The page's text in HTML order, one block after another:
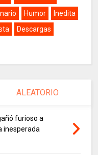
Humor
Inedita
Descargas
ALEATORIO
furioso a
inesperada